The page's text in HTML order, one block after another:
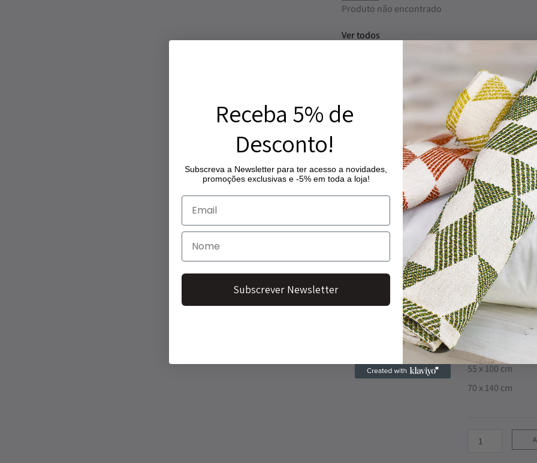
Produto não encontrado
Ver todos
Início/Toalhas
Lodge –
14,00€–
A toalha Lodge
100% algodão
superior no dia a
* O prazo de
Dimensão
100 x 150 cm
30 x 30 cm
40 x 75 cm
55 x 100 cm
70 x 140 cm
Quantidade
Lodge
-
Cor
235
(Ice)
Receba 5% de
Desconto!
Subscreva a Newsletter para ter acesso a novidades,
promoções exclusivas e -5% em toda a loja!
Subscrever Newsletter